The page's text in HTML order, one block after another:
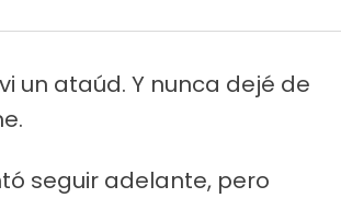
un ataúd. Y nunca dejé de
seguir adelante, pero